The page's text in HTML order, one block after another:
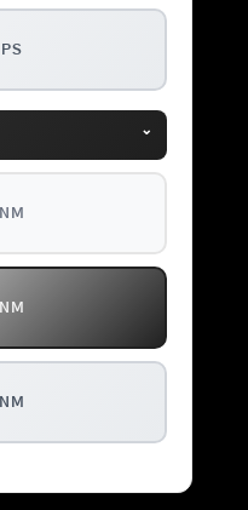
PS
⌄
NM
NM
NM